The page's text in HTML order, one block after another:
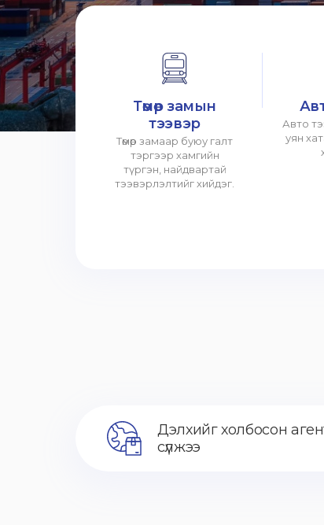
Төмөр замын
тээвэр
Төмөр замаар буюу галт
тэргээр хамгийн
түргэн, найдвартай
тээвэрлэлтийг хийдэг.
Авто
уян
Дэлхийг холбосон
сүлжээ